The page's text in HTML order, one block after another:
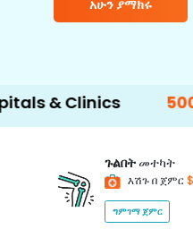
አሁን ያማክሩ
500+Doctors
ጉልበትመተካት
እሽጉ በ ጀምር
ግምገማ ጀምር